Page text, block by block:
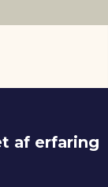
af erfaring